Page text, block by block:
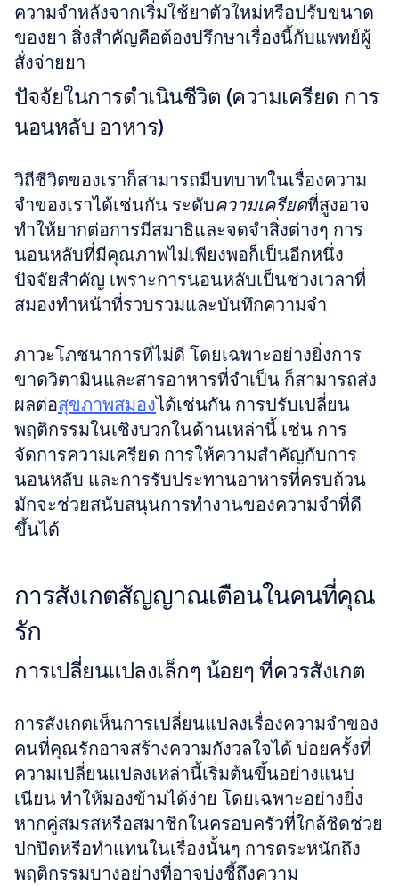
ความจำหลังจากเริ่มใช้ยาตัวใหม่หรือปรับขนาด
ของยา สิ่งสำคัญคือต้องปรึกษาเรื่องนี้กับแพทย์ผู้
สั่งจ่ายยา
ปัจจัยในการดำเนินชีวิต (ความเครียด การ
นอนหลับ อาหาร)
วิถีชีวิตของเราก็สามารถมีบทบาทในเรื่องความ
จำของเราได้เช่นกัน ระดับความเครียดที่สูงอาจ
ทำให้ยากต่อการมีสมาธิและจดจำสิ่งต่างๆ การ
นอนหลับที่มีคุณภาพไม่เพียงพอก็เป็นอีกหนึ่ง
ปัจจัยสำคัญ เพราะการนอนหลับเป็นช่วงเวลาที่
สมองทำหน้าที่รวบรวมและบันทึกความจำ
ภาวะโภชนาการที่ไม่ดี โดยเฉพาะอย่างยิ่งการ
ขาดวิตามินและสารอาหารที่จำเป็น ก็สามารถส่ง
ผลต่อสุขภาพสมองได้เช่นกัน การปรับเปลี่ยน
พฤติกรรมในเชิงบวกในด้านเหล่านี้ เช่น การ
จัดการความเครียด การให้ความสำคัญกับการ
นอนหลับ และการรับประทานอาหารที่ครบถ้วน
มักจะช่วยสนับสนุนการทำงานของความจำที่ดี
ขึ้นได้
การสังเกตสัญญาณเตือนในคนที่คุณ
รัก
การเปลี่ยนแปลงเล็กๆ น้อยๆ ที่ควรสังเกต
การสังเกตเห็นการเปลี่ยนแปลงเรื่องความจำของ
คนที่คุณรักอาจสร้างความกังวลใจได้ บ่อยครั้งที่
ความเปลี่ยนแปลงเหล่านี้เริ่มต้นขึ้นอย่างแนบ
เนียน ทำให้มองข้ามได้ง่าย โดยเฉพาะอย่างยิ่ง
หากคู่สมรสหรือสมาชิกในครอบครัวที่ใกล้ชิดช่วย
ปกปิดหรือทำแทนในเรื่องนั้นๆ การตระหนักถึง
พฤติกรรมบางอย่างที่อาจบ่งชี้ถึงความ